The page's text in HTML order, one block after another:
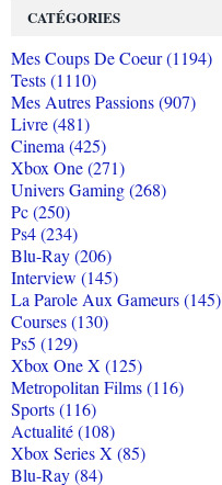
CATÉGORIES
Mes Coups De Coeur (1194)
Tests (1110)
Mes Autres Passions (907)
Livre (481)
Cinema (425)
Xbox One (271)
Univers Gaming (268)
Pc (250)
Ps4 (234)
Blu-Ray (206)
Interview (145)
La Parole Aux Gameurs (145)
Courses (130)
Ps5 (129)
Xbox One X (125)
Metropolitan Films (116)
Sports (116)
Actualité (108)
Xbox Series X (85)
Blu-Ray (84)